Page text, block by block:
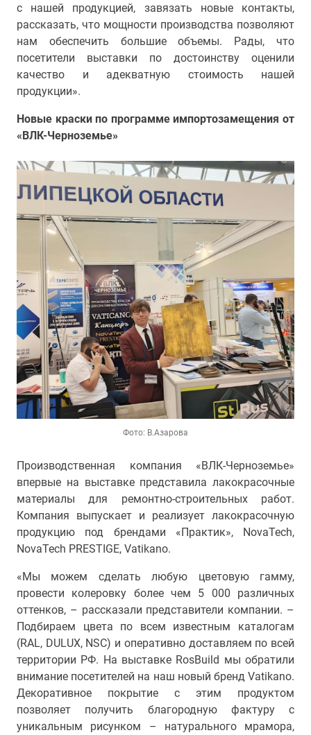
с нашей продукцией, завязать новые контакты,
рассказать, что мощности производства позволяют
нам обеспечить большие объемы. Рады, что
посетители выставки по достоинству оценили
качество и адекватную стоимость нашей
продукции».
Новые краски по программе импортозамещения от
«ВЛК-Черноземье»
Фото: В.Азарова
Производственная компания «ВЛК-Черноземье»
впервые на выставке представила лакокрасочные
материалы для ремонтно-строительных работ.
Компания выпускает и реализует лакокрасочную
продукцию под брендами «Практик», NovaTech,
NovaTech PRESTIGE, Vatikano.
«Мы можем сделать любую цветовую гамму,
провести колеровку более чем 5 000 различных
оттенков, – рассказали представители компании. –
Подбираем цвета по всем известным каталогам
(RAL, DULUX, NSC) и оперативно доставляем по всей
территории РФ. На выставке RosBuild мы обратили
внимание посетителей на наш новый бренд Vatikano.
Декоративное покрытие с этим продуктом
позволяет получить благородную фактуру с
уникальным рисунком – натурального мрамора,